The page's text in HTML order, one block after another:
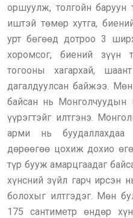
оршуулж, толгойн
иштэй төмөр хутга,
урт бөгөөд дотроо 3
хоромсог, биений зүүн
тогооны хагархай,
дагалдуулсан байжээ.
байсан нь
үүрэгтэйг илтгэнэ.
арми нь буудаллахдаа
дөрөөгөө цохиж дохио
түр бууж амарцгаадаг
хүнсний зүйл гарч ирсэн
болохыг илтгэдэг. Мөн
175 сантиметр өндөр